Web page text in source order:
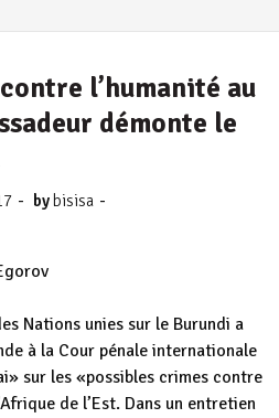
l’humanité au
démonte le
- by bisisa -
Nations unies sur le Burundi a
à la Cour pénale internationale
sur les «possibles crimes contre
de l’Est. Dans un entretien